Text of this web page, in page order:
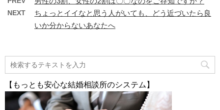
NEXT
ちょっとイイなと思う人がいても、どう近づいたら良
いか分からないあなたへ
【もっとも安心な結婚相談所のシステム】